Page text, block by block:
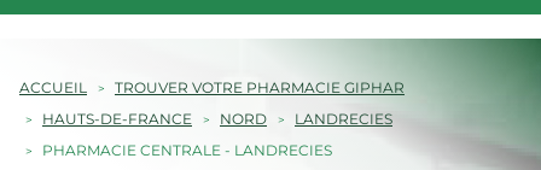
ACCUEIL
TROUVER VOTRE PHARMACIE GIPHAR
HAUTS-DE-FRANCE
NORD
LANDRECIES
PHARMACIE CENTRALE - LANDRECIES